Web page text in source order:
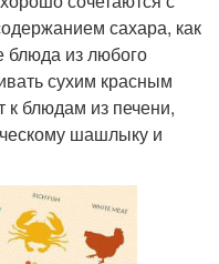
сахара, как
блюда из любого
сухим красным
к блюдам из печени,
шашлыку и